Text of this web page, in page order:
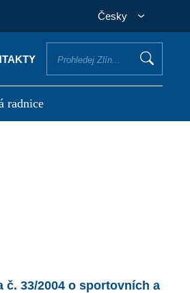
Česky
radnice
č. 33/2004 o sportovních a